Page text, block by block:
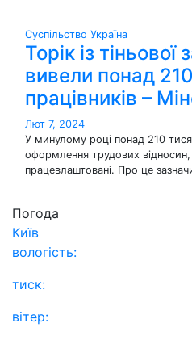
Суспільство Україна
Торік із тіньової
вивели понад
працівників –
Лют 7, 2024
У минулому році понад 210
оформлення трудових відносин,
працевлаштовані. Про це
Погода
Київ
вологість:
тиск:
вітер: